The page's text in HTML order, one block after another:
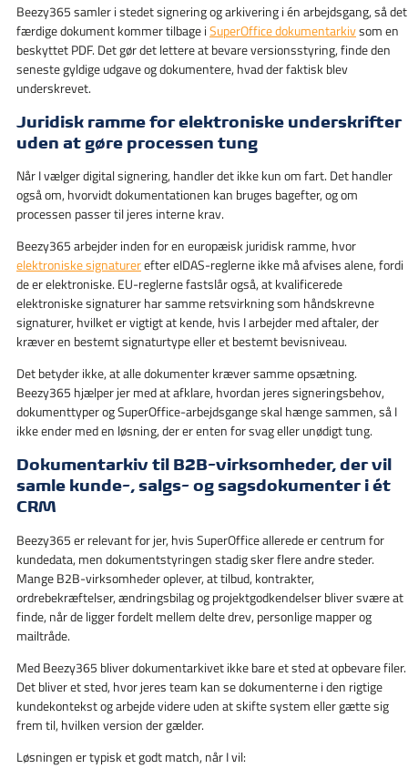
Beezy365 samler i stedet signering og arkivering i én arbejdsgang, så det
færdige dokument kommer tilbage iSuperOffice dokumentarkivsom en
beskyttet PDF. Det gør det lettere at bevare versionsstyring, finde den
seneste gyldige udgave og dokumentere, hvad der faktisk blev
underskrevet.
Juridisk ramme for elektroniske underskrifter
uden at gøre processen tung
Når I vælger digital signering, handler det ikke kun om fart. Det handler
også om, hvorvidt dokumentationen kan bruges bagefter, og om
processen passer til jeres interne krav.
Beezy365 arbejder inden for en europæisk juridisk ramme, hvor
elektroniske signaturerefter eIDAS-reglerne ikke må afvises alene, fordi
de er elektroniske. EU-reglerne fastslår også, at kvalificerede
elektroniske signaturer har samme retsvirkning som håndskrevne
signaturer, hvilket er vigtigt at kende, hvis I arbejder med aftaler, der
kræver en bestemt signaturtype eller et bestemt bevisniveau.
Det betyder ikke, at alle dokumenter kræver samme opsætning.
Beezy365 hjælper jer med at afklare, hvordan jeres signeringsbehov,
dokumenttyper og SuperOffice-arbejdsgange skal hænge sammen, så I
ikke ender med en løsning, der er enten for svag eller unødigt tung.
Dokumentarkiv til B2B-virksomheder, der vil
samle kunde-, salgs- og sagsdokumenter i ét
CRM
Beezy365 er relevant for jer, hvis SuperOffice allerede er centrum for
kundedata, men dokumentstyringen stadig sker flere andre steder.
Mange B2B-virksomheder oplever, at tilbud, kontrakter,
ordrebekræftelser, ændringsbilag og projektgodkendelser bliver svære at
finde, når de ligger fordelt mellem delte drev, personlige mapper og
mailtråde.
Med Beezy365 bliver dokumentarkivet ikke bare et sted at opbevare filer.
Det bliver et sted, hvor jeres team kan se dokumenterne i den rigtige
kundekontekst og arbejde videre uden at skifte system eller gætte sig
frem til, hvilken version der gælder.
Løsningen er typisk et godt match, når I vil: